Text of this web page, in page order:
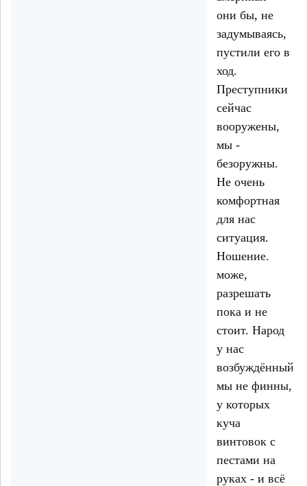
они бы, не
задумываясь,
пустили его в
ход.
Преступники
сейчас
вооружены,
мы -
безоружны.
Не очень
комфортная
для нас
ситуация.
Ношение.
може,
разрешать
пока и не
стоит. Народ
у нас
возбуждённый,
мы не финны,
у которых
куча
винтовок с
пестами на
руках - и всё